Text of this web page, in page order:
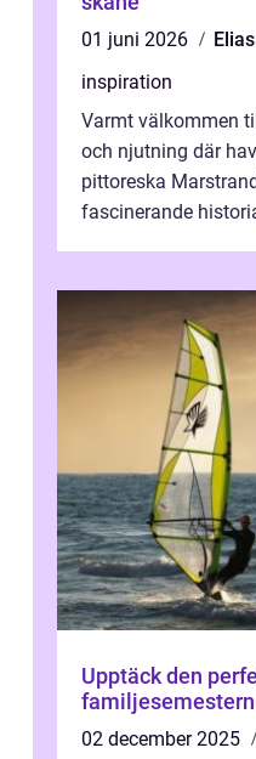
01 juni 2026
inspiration
Varmt välkommen
och njutning där
pittoreska
fascinerande
Upptäck den
familjesemestern
02 december 2025